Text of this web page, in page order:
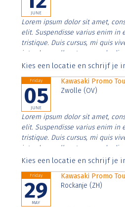
JUNE
Lorem ipsum dolor sit amet,
elit. Suspendisse varius enim in
tristique. Duis cursus, mi quis
interdum nulla, ut commodo
Aenean faucibus nibh et justo
Kies een locatie en schrijf je
Friday
05
JUNE
Kawasaki Promo
Zwolle (OV)
Lorem ipsum dolor sit amet,
elit. Suspendisse varius enim in
tristique. Duis cursus, mi quis
interdum nulla, ut commodo
Aenean faucibus nibh et justo
Kies een locatie en schrijf je
Friday
29
MAY
Kawasaki Promo
Rockanje (ZH)